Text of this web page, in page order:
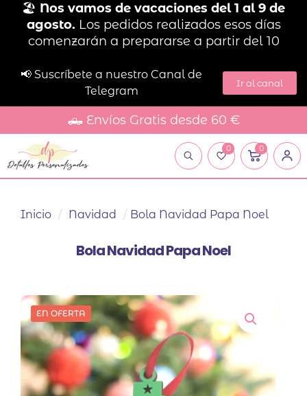
🏖️ Nos vamos de vacaciones del 1 al 9 de
agosto. Los pedidos realizados esos días
comenzarán a prepararse a partir del 10
📢 Suscríbete a nuestro Canal de
Telegram
Ir al canal
🛻 Envíos Gratis desde 60 €
0 0
Inicio / Navidad / Bola Navidad Papa Noel
Bola Navidad Papa Noel
EN OFERTA